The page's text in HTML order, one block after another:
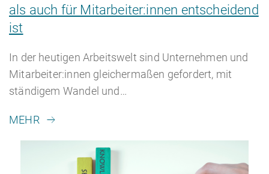
als auch für Mitarbeiter:innen entscheidend
ist
In der heutigen Arbeitswelt sind Unternehmen und
Mitarbeiter:innen gleichermaßen gefordert, mit
ständigem Wandel und…
MEHR